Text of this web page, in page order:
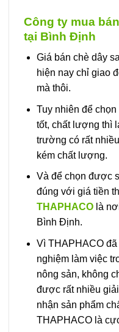
Công ty mua
tại Bình Định
Giá bán chè dây
hiện nay chỉ giao
mà thôi.
Tuy nhiên để
tốt, chất lượng thì
trường có rất
kém chất lượng.
Và để chọn được
đúng với giá tiền
THAPHACO là
Bình Định.
Vì THAPHACO
nghiệm làm việc
nông sản, không
được rất nhiều
nhận sản phẩm
THAPHACO là